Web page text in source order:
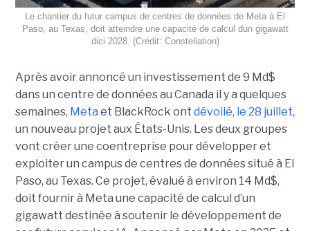
Le chantier du futur campus de centres de données de Meta à El
Paso, au Texas, doit atteindre une capacité de calcul dun gigawatt
dici 2028. (Crédit: Constellation)
Après avoir annoncé un investissement de 9 Md$
dans un centre de données au Canada il y a quelques
semaines, Meta et BlackRock ont dévoilé, le 28 juillet,
un nouveau projet aux États-Unis. Les deux groupes
vont créer une coentreprise pour développer et
exploiter un campus de centres de données situé à El
Paso, au Texas. Ce projet, évalué à environ 14 Md$,
doit fournir à Meta une capacité de calcul d’un
gigawatt destinée à soutenir le développement de